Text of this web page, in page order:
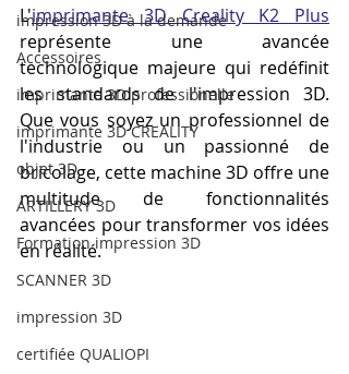
impression 3D à la demande
Accessoires
imprimante 3D professionelle
imprimante 3D CREALITY
objet 3D
ARTILLERY 3D
Formation impression 3D
SCANNER 3D
impression 3D
certifiée QUALIOPI
L'imprimante 3D Creality K2 Plus
représente une avancée
technologique majeure qui redéfinit
les standards de l'impression 3D.
Que vous soyez un professionnel de
l'industrie ou un passionné de
bricolage, cette machine 3D offre une
multitude de fonctionnalités
avancées pour transformer vos idées
en réalité.